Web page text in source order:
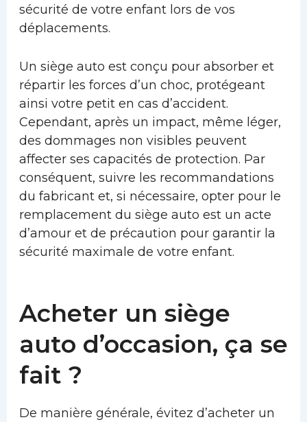
sécurité de votre enfant lors de vos
déplacements.
Un siège auto est conçu pour absorber et
répartir les forces d’un choc, protégeant
ainsi votre petit en cas d’accident.
Cependant, après un impact, même léger,
des dommages non visibles peuvent
affecter ses capacités de protection. Par
conséquent, suivre les recommandations
du fabricant et, si nécessaire, opter pour le
remplacement du siège auto est un acte
d’amour et de précaution pour garantir la
sécurité maximale de votre enfant.
Acheter un siège
auto d’occasion, ça se
fait ?
De manière générale, évitez d’acheter un